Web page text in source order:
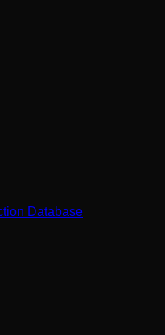
Database